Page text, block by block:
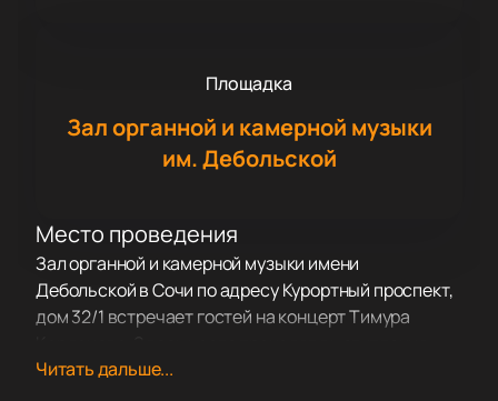
Площадка
Зал органной и камерной музыки
им. Дебольской
Место проведения
Зал органной и камерной музыки имени
Дебольской в Сочи по адресу Курортный проспект,
дом 32/1 встречает гостей на концерт Тимура
собирающие любителей классики и ценителей
Читать дальше...